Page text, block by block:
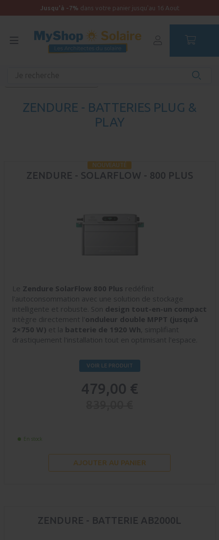
Jusqu'à -7% dans votre panier jusqu'au 16 Aout
ZENDURE - BATTERIES PLUG &
PLAY
NOUVEAUTÉ
ZENDURE - SOLARFLOW - 800 PLUS
Le Zendure SolarFlow 800 Plus redéfinit
l'autoconsommation avec une solution de stockage
intelligente et robuste. Son design tout-en-un compact
intègre directement l'onduleur double MPPT (jusqu’à
2×750 W) et la batterie de 1920 Wh , simplifiant
drastiquement l'installation tout en optimisant l'espace.
VOIR LE PRODUIT
479,00 €
En stock
AJOUTER AU PANIER
ZENDURE - BATTERIE AB2000L